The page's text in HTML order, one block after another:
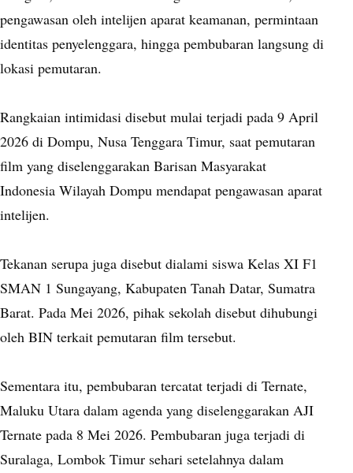
pengawasan oleh intelijen aparat keamanan, permintaan
identitas penyelenggara, hingga pembubaran langsung di
lokasi pemutaran.
Rangkaian intimidasi disebut mulai terjadi pada 9 April
2026 di Dompu, Nusa Tenggara Timur, saat pemutaran
film yang diselenggarakan Barisan Masyarakat
Indonesia Wilayah Dompu mendapat pengawasan aparat
intelijen.
Tekanan serupa juga disebut dialami siswa Kelas XI F1
SMAN 1 Sungayang, Kabupaten Tanah Datar, Sumatra
Barat. Pada Mei 2026, pihak sekolah disebut dihubungi
oleh BIN terkait pemutaran film tersebut.
Sementara itu, pembubaran tercatat terjadi di Ternate,
Maluku Utara dalam agenda yang diselenggarakan AJI
Ternate pada 8 Mei 2026. Pembubaran juga terjadi di
Suralaga, Lombok Timur sehari setelahnya dalam